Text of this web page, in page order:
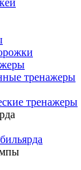
тренажеры
тренажеры